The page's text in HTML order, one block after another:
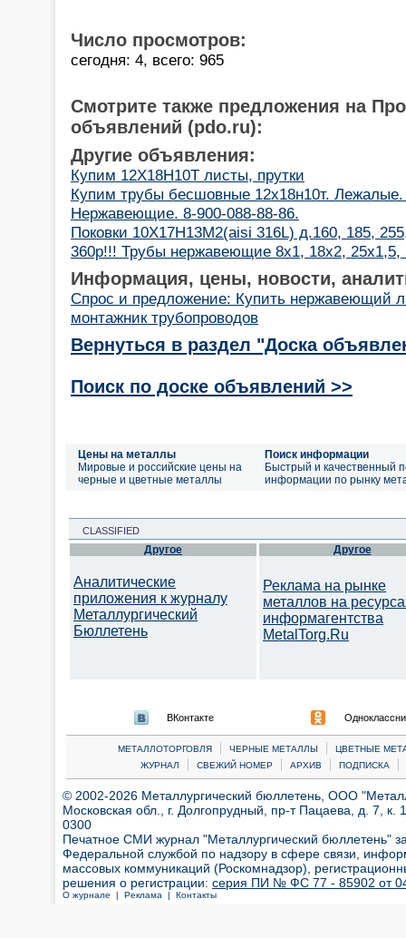
Число просмотров:
сегодня: 4, всего: 965
Смотрите также предложения на
объявлений (pdo.ru):
Другие объявления:
Купим 12Х18Н10Т листы, прутки
Купим трубы бесшовные 12х18н10т.
Нержавеющие. 8-900-088-88-86.
Поковки 10Х17Н13М2(aisi 316L) д.160, 185,
360р!!! Трубы нержавеющие 8х1, 18х2, 25х1,5,
Информация, цены, новости,
Спрос и предложение: Купить нержавеющий
монтажник трубопроводов
Вернуться в раздел "Доска
Поиск по доске объявлений >>
Цены на металлы
Мировые и российские цены на
черные и цветные металлы
Поиск информации
Быстрый и качественный
информации по рынку
CLASSIFIED
Другое
Аналитические
приложения к журналу
Металлургический
Бюллетень
Другое
Реклама на рынке
металлов на
информагентства
MetalTorg.Ru
ВКонтакте
МЕТАЛЛОТОРГОВЛЯ | ЧЕРНЫЕ МЕТАЛЛЫ |
ЦВЕТНЫЕ
ЖУРНАЛ
| СВЕЖИЙ НОМЕР | АРХИВ | ПОДПИСКА |
© 2002-2026 Металлургический бюллетень, ООО
Московская обл., г. Долгопрудный, пр-т Пацаева, д. 7,
0300
Печатное СМИ журнал "Металлургический бюллетень"
Федеральной службой по надзору в сфере связи,
массовых коммуникаций (Роскомнадзор),
решения о регистрации: серия ПИ № ФС 77 - 85902 от 04
О журнале | Реклама | Контакты